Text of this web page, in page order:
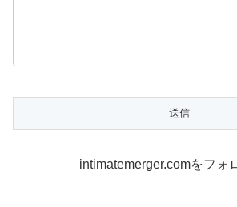
intimatemerger.comをフォ